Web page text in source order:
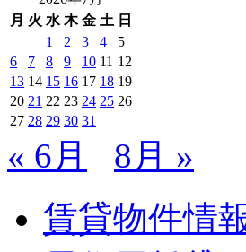
月 火 水 木 金 土 日
1
2 3 4
5
6
7 8 9 10 11 12
13 14 15 16 17 18 19
20 21 22 23 24 25 26
27 28 29 30 31
« 6月
8月 »
賃貸物件情